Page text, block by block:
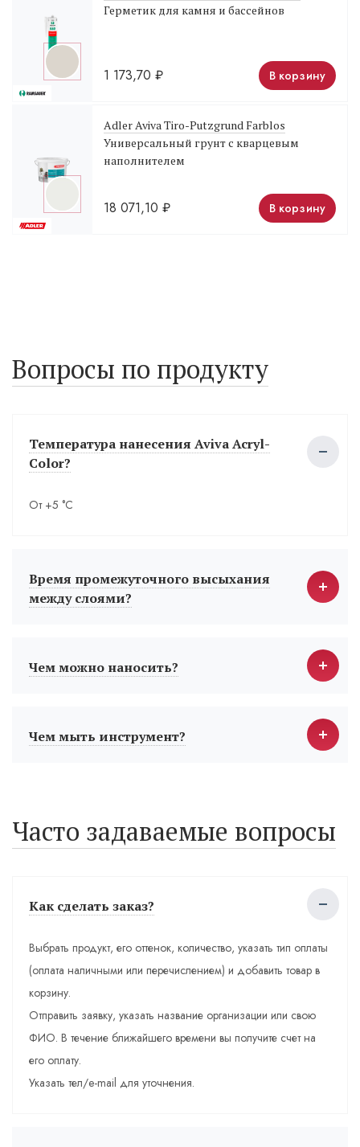
Герметик для камня и бассейнов
1 173,70 ₽ В корзину
Adler Aviva Tiro-Putzgrund Farblos
Универсальный грунт с кварцевым
наполнителем
18 071,10 ₽ В корзину
Вопросы по продукту
Температура нанесения Aviva Acryl-
Color?
От +5 °С
Время промежуточного высыхания
между слоями?
Чем можно наносить?
Чем мыть инструмент?
Часто задаваемые вопросы
Как сделать заказ?
Выбрать продукт, его оттенок, количество, указать тип оплаты
(оплата наличными или перечислением) и добавить товар в
корзину.
Отправить заявку, указать название организации или свою
ФИО. В течение ближайшего времени вы получите счет на
его оплату.
Указать тел/e-mail для уточнения.